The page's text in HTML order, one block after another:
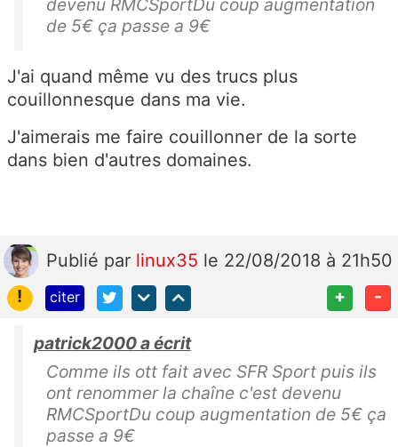
de 5€ ça passe a 9€
J'ai quand même vu des trucs plus
couillonnesque dans ma vie.
J'aimerais me faire couillonner de la sorte
dans bien d'autres domaines.
Publié par linux35 le 22/08/2018 à 21h50
!
citer + -
patrick2000 a écrit
Comme ils ott fait avec SFR Sport puis ils
ont renommer la chaîne c'est devenu
RMCSportDu coup augmentation de 5€ ça
passe a 9€